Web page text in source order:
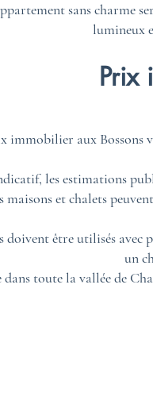
sans charme
lumineux
Prix
immobilier aux Bossons
les estimations
maisons et chalets
doivent être utilisés avec
un
dans toute la vallée de